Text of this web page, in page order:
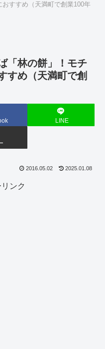
おすすめ（天満町で創業100年
「林の餅」！モチ
すめ（天満町で創
LINE
2016.05.02 2025.01.08
ンク